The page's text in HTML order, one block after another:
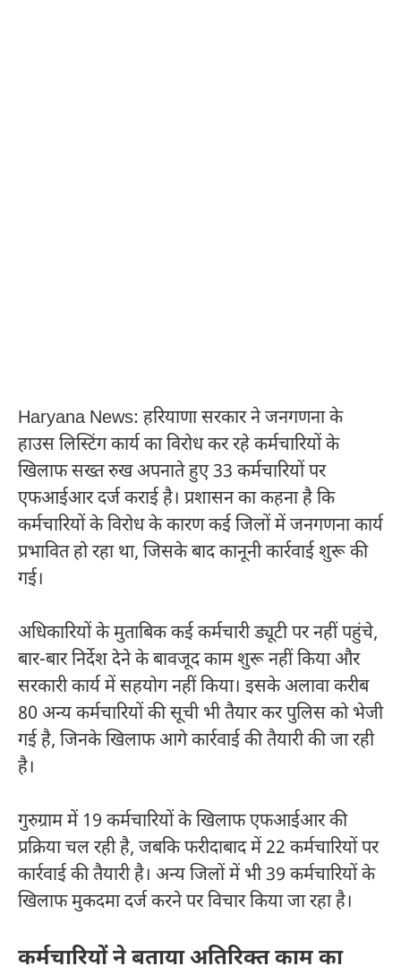
Haryana News: हरियाणा सरकार ने जनगणना के
हाउस लिस्टिंग कार्य का विरोध कर रहे कर्मचारियों के
खिलाफ सख्त रुख अपनाते हुए 33 कर्मचारियों पर
एफआईआर दर्ज कराई है। प्रशासन का कहना है कि
कर्मचारियों के विरोध के कारण कई जिलों में जनगणना कार्य
प्रभावित हो रहा था, जिसके बाद कानूनी कार्रवाई शुरू की
गई।
अधिकारियों के मुताबिक कई कर्मचारी ड्यूटी पर नहीं पहुंचे,
बार-बार निर्देश देने के बावजूद काम शुरू नहीं किया और
सरकारी कार्य में सहयोग नहीं किया। इसके अलावा करीब
80 अन्य कर्मचारियों की सूची भी तैयार कर पुलिस को भेजी
गई है, जिनके खिलाफ आगे कार्रवाई की तैयारी की जा रही
है।
गुरुग्राम में 19 कर्मचारियों के खिलाफ एफआईआर की
प्रक्रिया चल रही है, जबकि फरीदाबाद में 22 कर्मचारियों पर
कार्रवाई की तैयारी है। अन्य जिलों में भी 39 कर्मचारियों के
खिलाफ मुकदमा दर्ज करने पर विचार किया जा रहा है।
कर्मचारियों ने बताया अतिरिक्त काम का